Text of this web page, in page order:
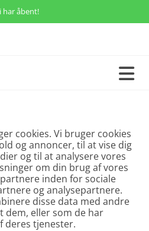
har åbent!
cookies. Vi bruger cookies
og annoncer, til at vise dig
og til at analysere vores
om din brug af vores
inden for sociale
og analysepartnere.
disse data med andre
dem, eller som de har
deres tjenester.